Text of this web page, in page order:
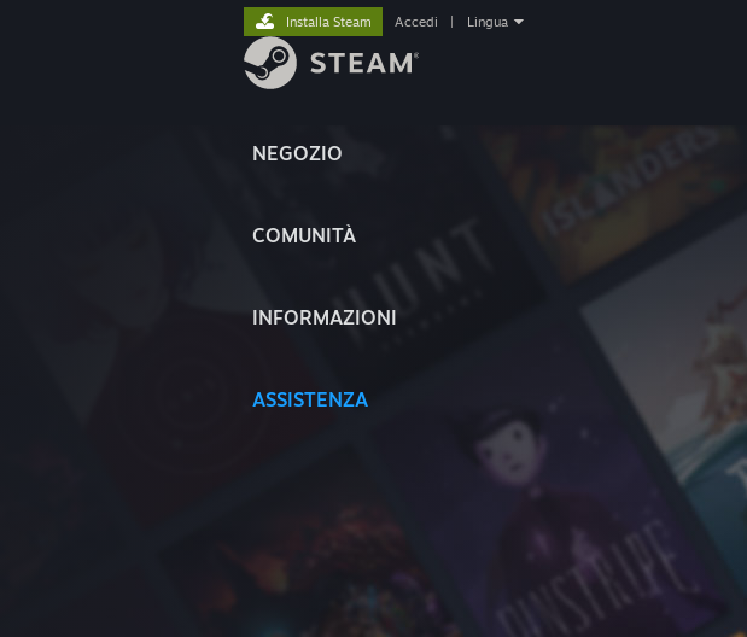
NEGOZIO
COMUNITÀ
INFORMAZIONI
ASSISTENZA
Installa Steam Accedi Lingua